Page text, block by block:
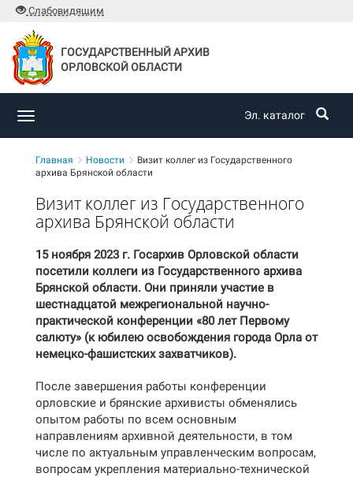
Слабовидящим
ГОСУДАРСТВЕННЫЙ АРХИВ
ОРЛОВСКОЙ ОБЛАСТИ
Toggle
Эл. каталог
Главная Новости
Визит коллег из Государственного
архива Брянской области
Визит коллег из Государственного
архива Брянской области
15 ноября 2023 г. Госархив Орловской области
посетили коллеги из Государственного архива
Брянской области. Они приняли участие в
шестнадцатой межрегиональной научно-
практической конференции «80 лет Первому
салюту» (к юбилею освобождения города Орла от
немецко-фашистских захватчиков).
После завершения работы конференции
орловские и брянские архивисты обменялись
опытом работы по всем основным
направлениям архивной деятельности, в том
числе по актуальным управленческим вопросам,
вопросам укрепления материально-технической